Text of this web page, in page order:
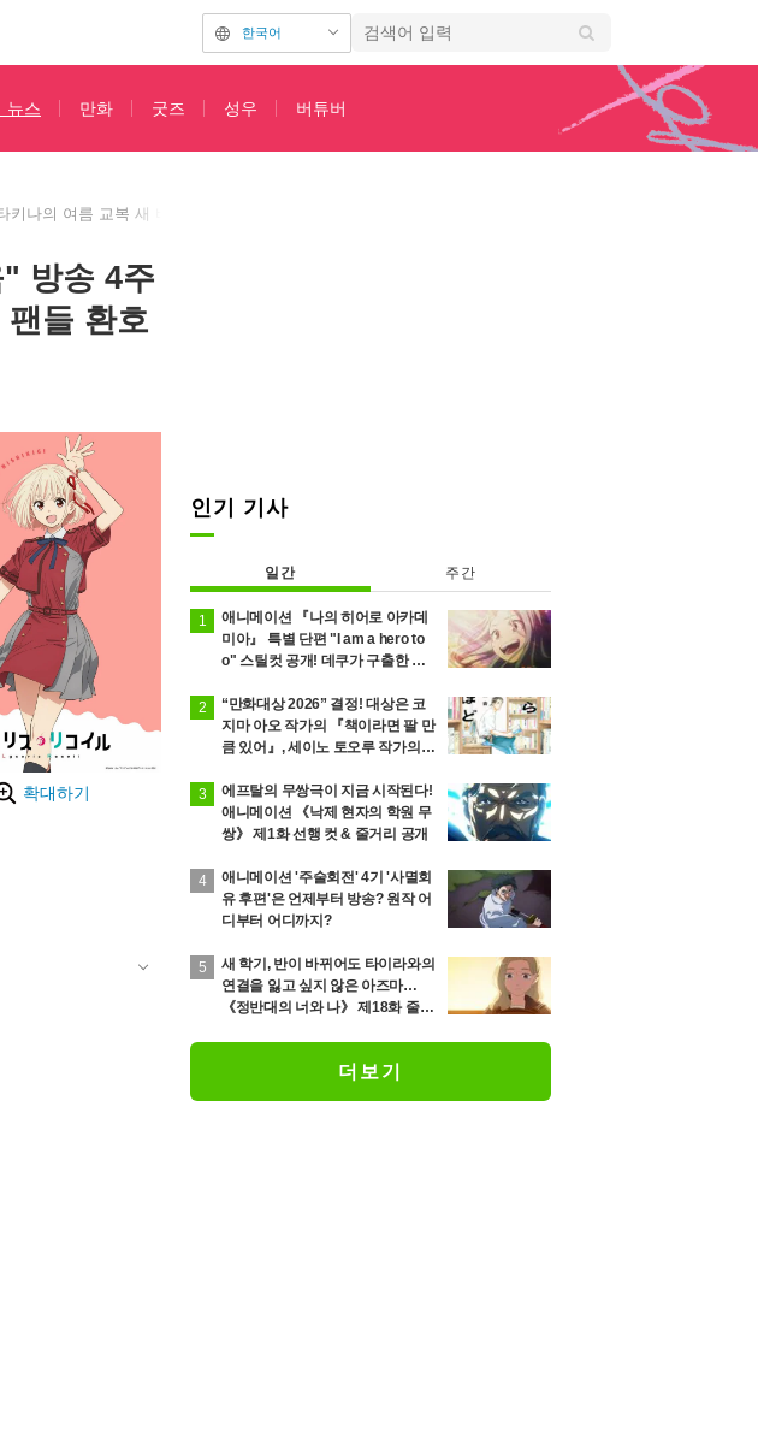
한국어
뉴스 만화 굿즈 성우 버튜버
나의 여름 교복 새 비주얼에 팬들 환호
방송 4주
들 환호
확대하기
인기 기사
일간 주간
애니메이션 『나의 히어로 아카데
미아』 특별 단편 "I am a hero to
o" 스틸컷 공개! 데쿠가 구출한 소
“만화대상 2026” 결정! 대상은 코
지마 아오 작가의 『책이라면 팔 만
큼 있어』, 세이노 토오루 작가의
에프탈의 무쌍극이 지금 시작된다!
애니메이션 《낙제 현자의 학원 무
쌍》 제1화 선행 컷 & 줄거리 공개
애니메이션 '주술회전' 4기 '사멸회
유 후편'은 언제부터 방송? 원작 어
디부터 어디까지?
새 학기, 반이 바뀌어도 타이라와의
연결을 잃고 싶지 않은 아즈마…
《정반대의 너와 나》 제18화 줄거
더보기